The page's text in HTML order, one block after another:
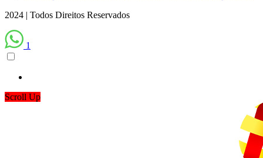
2024 | Todos Direitos Reservados
1
Scroll Up